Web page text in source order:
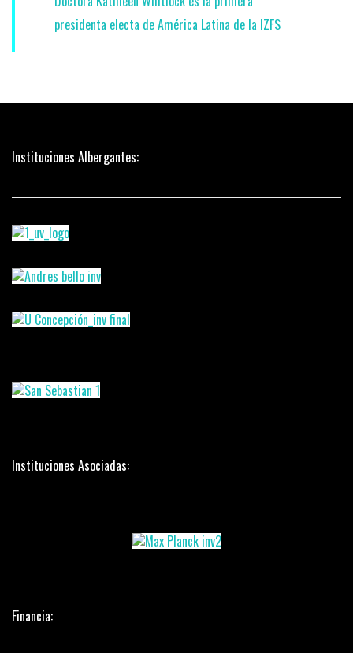
presidenta electa de América Latina de la IZFS
Instituciones Albergantes:
Instituciones Asociadas:
Financia: